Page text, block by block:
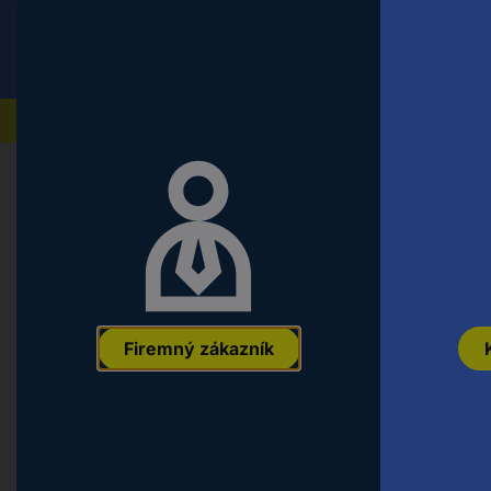
Firemný zákazník
Náradie a dielňa Nástrčné
Gedore IN 20 6 6178490 inbus
1/4" (6,3 mm)
4010886617847 Označenie výrobcu: Objednávacie